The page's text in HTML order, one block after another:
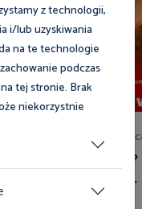
28
2027 r.
z technologii,
i/lub uzyskiwania
na te technologie
podczas
tej stronie. Brak
niekorzystnie
ją wycofać lub
w przycisk
informacji